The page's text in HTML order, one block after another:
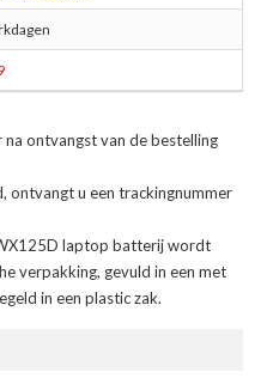
ontvangst van de bestelling
ontvangt u een trackingnummer
laptop batterijwordt
verpakking, gevuld in een met
in een plastic zak.